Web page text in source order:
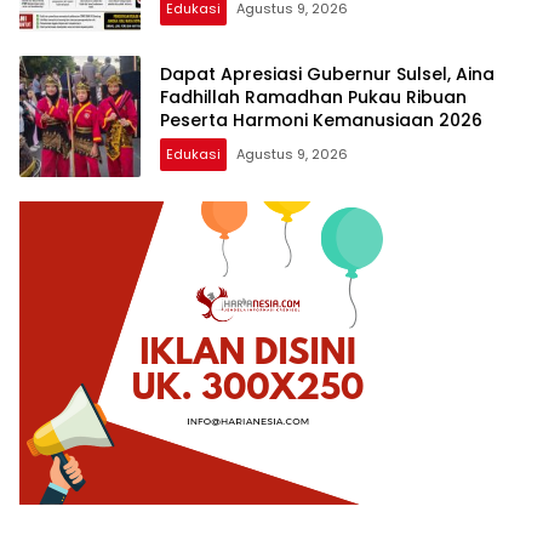
Edukasi Agustus 9, 2026
Dapat Apresiasi Gubernur Sulsel, Aina
Fadhillah Ramadhan Pukau Ribuan
Peserta Harmoni Kemanusiaan 2026
Edukasi Agustus 9, 2026